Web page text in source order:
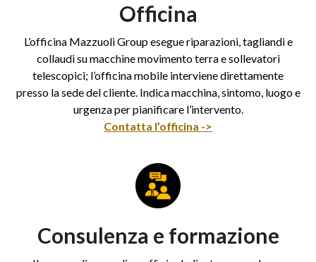
Officina
L’officina Mazzuoli Group esegue riparazioni, tagliandi e
collaudi su macchine movimento terra e sollevatori
telescopici; l’officina mobile interviene direttamente
presso la sede del cliente. Indica macchina, sintomo, luogo e
urgenza per pianificare l’intervento.
Contatta l’officina ->
Consulenza e formazione